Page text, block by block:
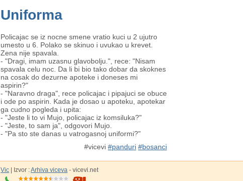
Uniforma
Policajac se iz nocne smene vratio kuci u 2 ujutro
umesto u 6. Polako se skinuo i uvukao u krevet.
Zena nije spavala.
- "Dragi, imam uzasnu glavobolju.", rece: "Nisam
spavala celu noc. Da li bi bio tako dobar da skoknes
na cosak do dezurne apoteke i doneses mi
aspirin?"
- "Naravno draga", rece policajac i pipajuci se obuce
i ode po aspirin. Kada je dosao u apoteku, apotekar
ga cudno pogleda i upita:
- "Jeste li to vi Mujo, policajac iz komsiluka?"
- "Jeste, to sam ja", odgovori Mujo.
- "Pa sto ste danas u vatrogasnoj uniformi?"
#vicevi #panduri #bosanci
Vic | Izvor :Arhiva viceva - vicevi.net